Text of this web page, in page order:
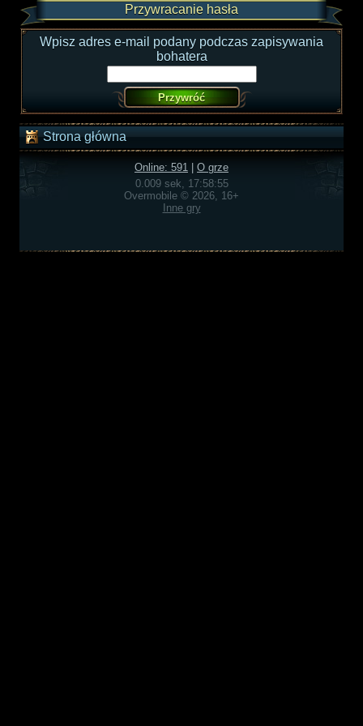
Przywracanie hasła
Wpisz adres e-mail podany podczas zapisywania
bohatera
Strona główna
Online: 591
O grze
0.009 sek, 17:58:55
Overmobile © 2026, 16+
Inne gry